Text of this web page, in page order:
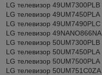
LG телевизор 49UM7300PLB
LG телевизор 49UM7450PLA
LG телевизор 49UM7490PLC
LG телевизор 49NANO866NA
LG телевизор 50UM7300PLB
LG телевизор 50UM7450PLA
LG телевизор 50UM7500PLA
LG телевизор 50UM751C0ZA